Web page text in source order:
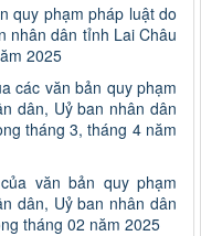
quy phạm pháp luật do
nhân dân tỉnh Lai Châu
2025
các văn bản quy phạm
dân, Uỷ ban nhân dân
tháng 3, tháng 4 năm
văn bản quy phạm
dân, Uỷ ban nhân dân
tháng 02 năm 2025